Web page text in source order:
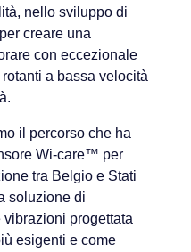
nello sviluppo di
creare una
con eccezionale
a bassa velocità
il percorso che ha
Wi-care™ per
tra Belgio e Stati
soluzione di
progettata
esigenti e come